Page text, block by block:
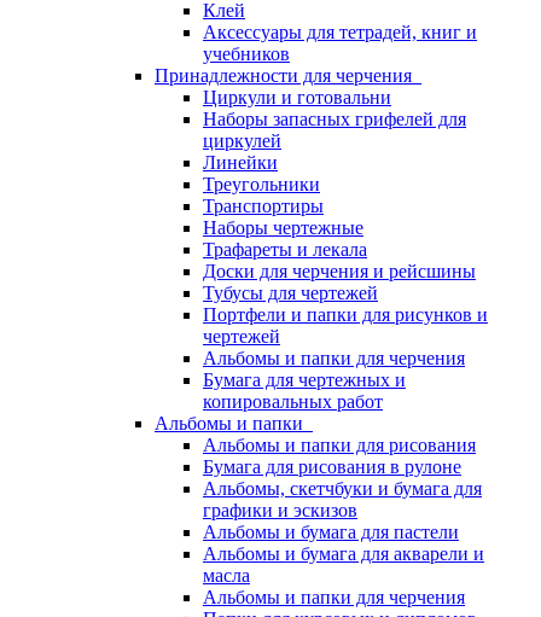
Клей
Аксессуары для тетрадей, книг и
учебников
Принадлежности для черчения
Циркули и готовальни
Наборы запасных грифелей для
циркулей
Линейки
Треугольники
Транспортиры
Наборы чертежные
Трафареты и лекала
Доски для черчения и рейсшины
Тубусы для чертежей
Портфели и папки для рисунков и
чертежей
Альбомы и папки для черчения
Бумага для чертежных и
копировальных работ
Альбомы и папки
Альбомы и папки для рисования
Бумага для рисования в рулоне
Альбомы, скетчбуки и бумага для
графики и эскизов
Альбомы и бумага для пастели
Альбомы и бумага для акварели и
масла
Альбомы и папки для черчения